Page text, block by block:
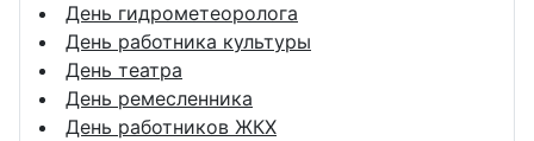
День гидрометеоролога
День работника культуры
День театра
День ремесленника
День работников ЖКХ